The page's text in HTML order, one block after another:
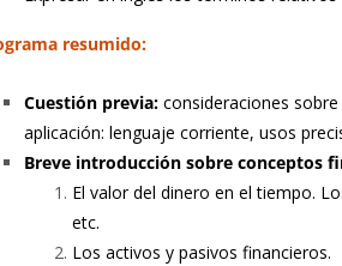
resumido:
Cuestión previa: consideraciones
aplicación: lenguaje corriente, usos
Breve introducción sobre conceptos
El valor del dinero en el tiempo.
etc.
Los activos y pasivos financieros.